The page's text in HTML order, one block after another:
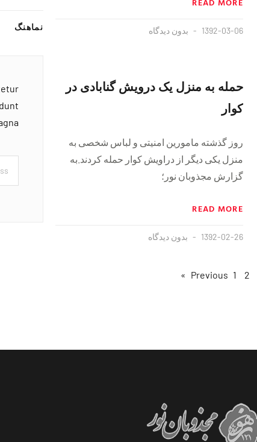
1392-03-06 بدون دیدگاه
حمله به منزل یک درویش گنابادی در
کوار
روز گذشته مامورین امنیتی و لباس شخصی به
منزل یکی دیگر از دراویش کوار حمله کردند.به
گزارش مجذوبان نور؛
READ MORE
1392-02-26 بدون دیدگاه
1 2
نماهنگ